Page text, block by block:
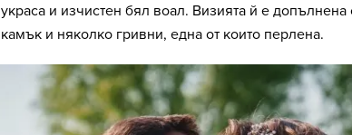
украса и изчистен бял воал. Визията й е допълнена
камък и няколко гривни, една от които перлена.